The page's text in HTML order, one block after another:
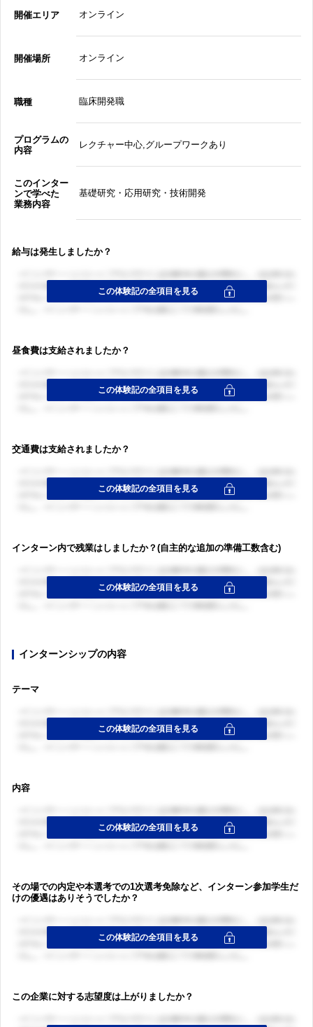
開催エリア オンライン
開催場所 オンライン
職種 臨床開発職
プログラムの
内容
レクチャー中心,グループワークあり
このインター
ンで学べた
業務内容
基礎研究・応用研究・技術開発
給与は発生しましたか？
昼食費は支給されましたか？
交通費は支給されましたか？
インターン内で残業はしましたか？(自主的な追加の準備工数含む)
インターンシップの内容
テーマ
内容
その場での内定や本選考での1次選考免除など、インターン参加学生だ
けの優遇はありそうでしたか？
この企業に対する志望度は上がりましたか？